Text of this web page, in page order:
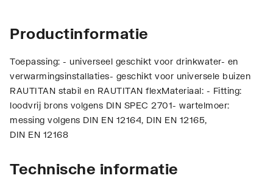
Productinformatie
Toepassing: - universeel geschikt voor drinkwater- en
verwarmingsinstallaties- geschikt voor universele buizen
RAUTITAN stabil en RAUTITAN flexMateriaal: - Fitting:
loodvrij brons volgens DIN SPEC 2701- wartelmoer:
messing volgens DIN EN 12164, DIN EN 12165,
DIN EN 12168
Technische informatie